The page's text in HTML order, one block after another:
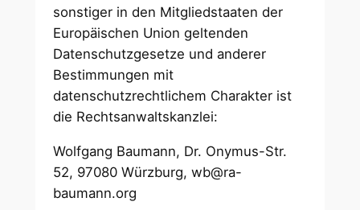
sonstiger in den Mitgliedstaaten der
Europäischen Union geltenden
Datenschutzgesetze und anderer
Bestimmungen mit
datenschutzrechtlichem Charakter ist
die Rechtsanwaltskanzlei:
Wolfgang Baumann, Dr. Onymus-Str.
52, 97080 Würzburg, wb@ra-
baumann.org